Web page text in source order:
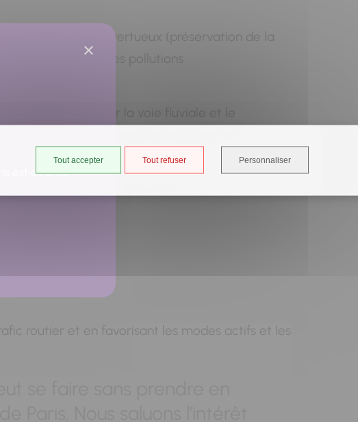
Tout accepter Tout refuser Personnaliser
est avancé
un cycle de l’eau vertueux (préservation de la
de la lutte contre les pollutions
de-France V7 (Paris/Corbeil-Essonne)
à tous aux bords de Seine
routier et en favorisant les modes actifs et les